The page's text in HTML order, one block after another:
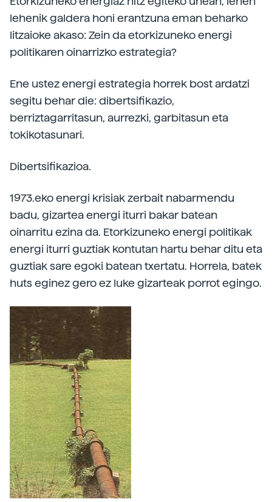
lehenik galdera honi erantzuna eman beharko
litzaioke akaso: Zein da etorkizuneko energi
politikaren oinarrizko estrategia?
Ene ustez energi estrategia horrek bost ardatzi
segitu behar die: dibertsifikazio,
berriztagarritasun, aurrezki, garbitasun eta
tokikotasunari.
Dibertsifikazioa.
1973.eko energi krisiak zerbait nabarmendu
badu, gizartea energi iturri bakar batean
oinarritu ezina da. Etorkizuneko energi politikak
energi iturri guztiak kontutan hartu behar ditu eta
guztiak sare egoki batean txertatu. Horrela, batek
huts eginez gero ez luke gizarteak porrot egingo.